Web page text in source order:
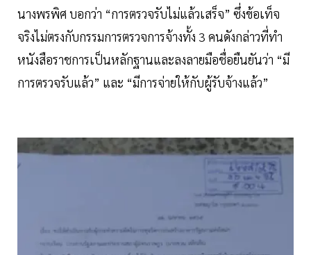
นางพรพิศ บอกว่า “การตรวจรับไม่แล้วเสร็จ” ซึ่งข้อเท็จ
จริงไม่ตรงกับกรรมการตรวจการจ้างทั้ง 3 คนดังกล่าวที่ทำ
หนังสือราชการเป็นหลักฐานและลงลายมือชื่อยืนยันว่า “มี
การตรวจรับแล้ว” และ “มีการจ่ายให้กับผู้รับจ้างแล้ว”